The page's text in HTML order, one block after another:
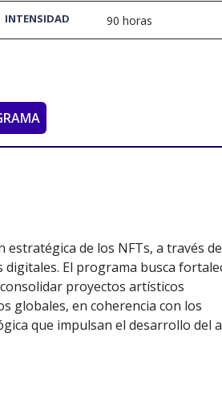
INTENSIDAD 90 horas
de los NFTs, a través
digitales. El programa busca
proyectos artísticos
globales, en coherencia con los
que impulsan el desarrollo del